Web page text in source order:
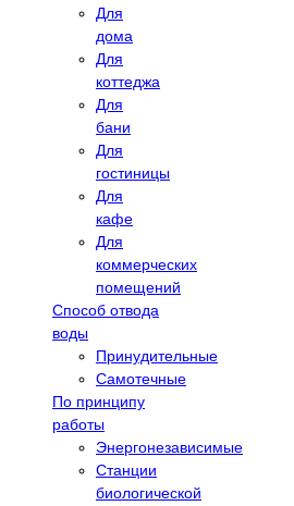
Для
дома
Для
коттеджа
Для
бани
Для
гостиницы
Для
кафе
Для
коммерческих
помещений
Способ отвода
воды
Принудительные
Самотечные
По принципу
работы
Энергонезависимые
Станции
биологической